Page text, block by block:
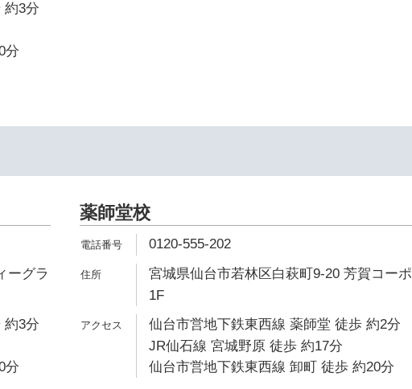
約3分
分
ーグラ
約3分
分
薬師堂校
0120-555-202
宮城県仙台市若林区白萩町9-20 芳賀コーポ
1F
仙台市営地下鉄東西線 薬師堂 徒歩 約2分
JR仙石線 宮城野原 徒歩 約17分
仙台市営地下鉄東西線 卸町 徒歩 約20分